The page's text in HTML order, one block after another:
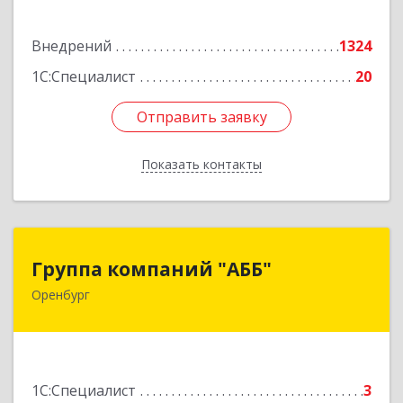
Внедрений
1324
1С:Специалист
20
Отправить заявку
Показать контакты
Отправить заявку
Назад
Группа компаний "АББ"
Оренбург
1С:Специалист 3
Группа компаний "АББ"
460024, Оренбургская обл, Оренбург г, Аксакова